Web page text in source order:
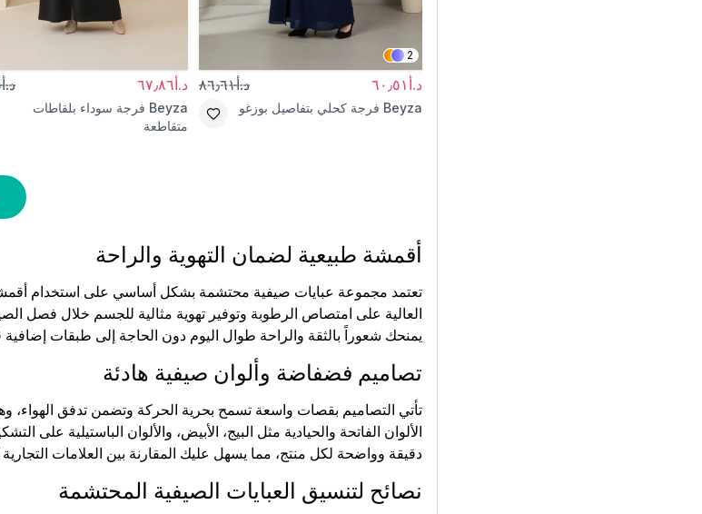
2
د.أ٦٠٫٥١ د.أ٨٦٫٦١
Beyza فرجة كحلي بتفاصيل بوزغو
د.أ٦٧٫٨٦ د.أ٩٧٫٠٥
Beyza فرجة سوداء بلقاطات
متقاطعة
أقمشة طبيعية لضمان التهوية والراحة
تعتمد مجموعة عبايات صيفية محتشمة بشكل أساسي على استخدام أقمشة
العالية على امتصاص الرطوبة وتوفير تهوية مثالية للجسم خلال فصل
يمنحك شعوراً بالثقة والراحة طوال اليوم دون الحاجة إلى طبقات إضافية
تصاميم فضفاضة وألوان صيفية هادئة
تأتي التصاميم بقصات واسعة تسمح بحرية الحركة وتضمن تدفق الهواء،
الألوان الفاتحة والحيادية مثل البيج، الأبيض، والألوان الباستيلية
دقيقة وواضحة لكل منتج، مما يسهل عليك المقارنة بين العلامات
نصائح لتنسيق العبايات الصيفية المحتشمة